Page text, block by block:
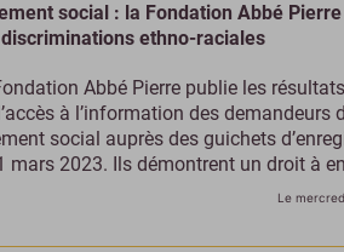
social : la Fondation Abbé
ethno-raciales
Abbé Pierre publie les
à l’information des demandeurs
social auprès des guichets
mars 2023. Ils démontrent un droit à
Le